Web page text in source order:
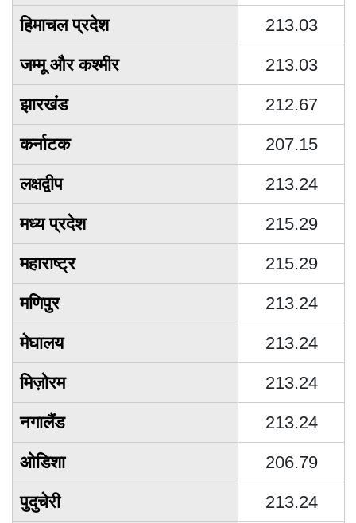
हिमाचल प्रदेश
213.03
जम्मू और कश्मीर
213.03
झारखंड
212.67
कर्नाटक
207.15
लक्षद्वीप
213.24
मध्य प्रदेश
215.29
महाराष्ट्र
215.29
मणिपुर
213.24
मेघालय
213.24
मिज़ोरम
213.24
नगालैंड
213.24
ओडिशा
206.79
पुदुचेरी
213.24